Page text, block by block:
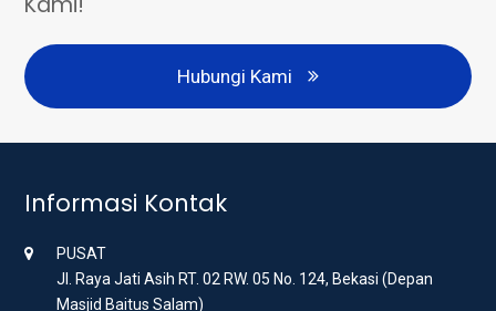
Hubungi Kami
Informasi Kontak
PUSAT
Jl. Raya Jati Asih RT. 02 RW. 05 No. 124, Bekasi (Depan
Masjid Baitus Salam)